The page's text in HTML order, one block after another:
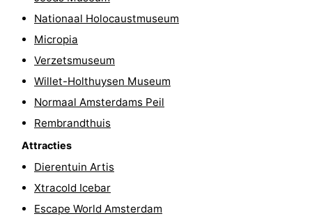
Eten
drinken
Winkelen
Markten
Warenhuizen
Evenementen
Uitgelicht
Grachtengordel
Nationaal Holocaustmuseum
Micropia
Verzetsmuseum
Willet-Holthuysen Museum
Normaal Amsterdams Peil
Rembrandthuis
Attracties
Dierentuin Artis
Xtracold Icebar
Escape World Amsterdam